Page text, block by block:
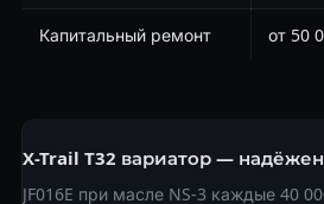
Капитальный ремонт от 50
X-Trail T32 вариатор —
JF016E при масле NS-3 каждые 40